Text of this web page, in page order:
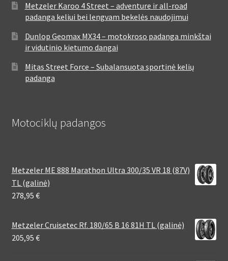
Metzeler Karoo 4 Street – adventure ir all-road
padanga keliui bei lengvam bekelės naudojimui
Dunlop Geomax MX34 – motokroso padanga minkštai
ir vidutinio kietumo dangai
Mitas Street Force – Subalansuota sportinė kelių
padanga
Motociklų padangos
Metzeler ME 888 Marathon Ultra 300/35 VR 18 (87V)
TL (galinė)
278,95 €
Metzeler Cruisetec Rf. 180/65 B 16 81H TL (galinė)
205,95 €